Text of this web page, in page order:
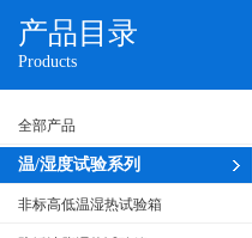
产品目录
Products
全部产品
温/湿度试验系列
非标高低温湿热试验箱